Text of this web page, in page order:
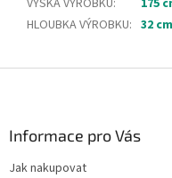
HLOUBKA VÝROBKU: 32 cm
Informace pro Vás
Jak nakupovat